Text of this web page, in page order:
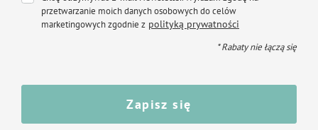
Składniki analityczne:
białko surowe: min. 14,6%
wilgotność: max. 12%
przetwarzanie moich danych osobowych do celów
marketingowych zgodnie z polityką prywatności
* Rabaty nie łączą się
Zapisz się